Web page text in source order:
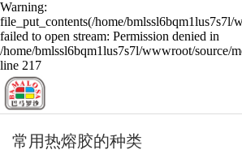
Warning:
file_put_contents(/home/bmlssl6bqm1lus7s7l/
failed to open stream: Permission denied in
/home/bmlssl6bqm1lus7s7l/wwwroot/source/
line 217
常用热熔胶的种类